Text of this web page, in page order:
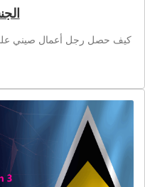
كيف حصل رجل أعمال صيني